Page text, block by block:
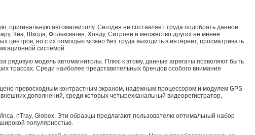
автомагнитолу. Сегодня не составляет труда подобрать данное
Киа, Шкода, Фольксваген, Хонду, Ситроен и множество других не менее
центров, но с их помощью можно без труда выходить в интернет, просматривать
системой.
рядовую модель автомагнитолы. Плюс к этому, данные агрегаты позволяют быть
трассах. Среди наиболее представительных брендов особого внимания
превосходным контрастным экраном, надежным процессором и модулем GPS
дополнений, среди которых четырехканальный видеорегистратор,
nTray, Globex. Эти образцы предлагают пользователю оптимальный набор
популярностью.